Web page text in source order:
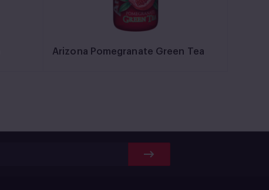
Arizona Pomegranate Green Tea